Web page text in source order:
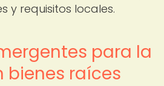
y requisitos locales.
para la
bienes raíces